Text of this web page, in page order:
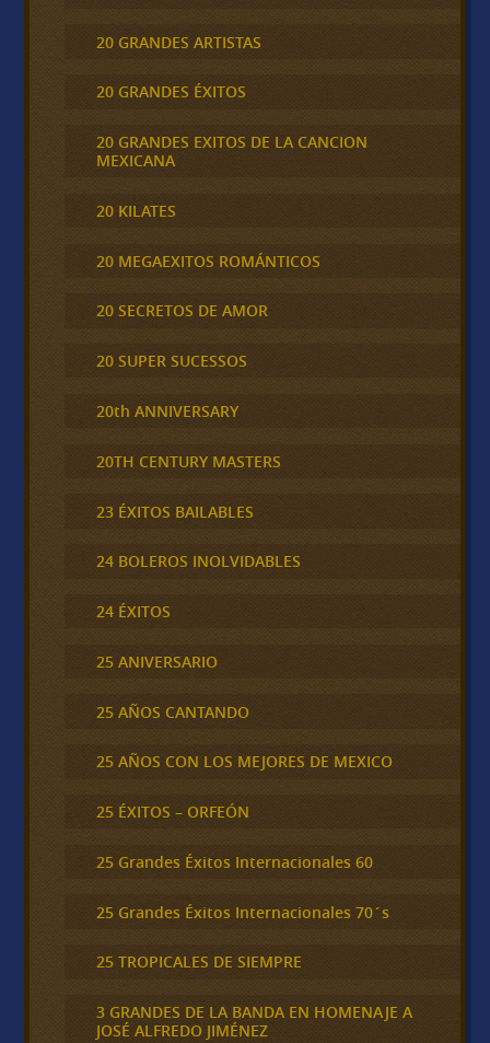
20 GRANDES ARTISTAS
20 GRANDES ÉXITOS
20 GRANDES EXITOS DE LA CANCION
MEXICANA
20 KILATES
20 MEGAEXITOS ROMÁNTICOS
20 SECRETOS DE AMOR
20 SUPER SUCESSOS
20th ANNIVERSARY
20TH CENTURY MASTERS
23 ÉXITOS BAILABLES
24 BOLEROS INOLVIDABLES
24 ÉXITOS
25 ANIVERSARIO
25 AÑOS CANTANDO
25 AÑOS CON LOS MEJORES DE MEXICO
25 ÉXITOS – ORFEÓN
25 Grandes Éxitos Internacionales 60
25 Grandes Éxitos Internacionales 70´s
25 TROPICALES DE SIEMPRE
3 GRANDES DE LA BANDA EN HOMENAJE A
JOSÉ ALFREDO JIMÉNEZ